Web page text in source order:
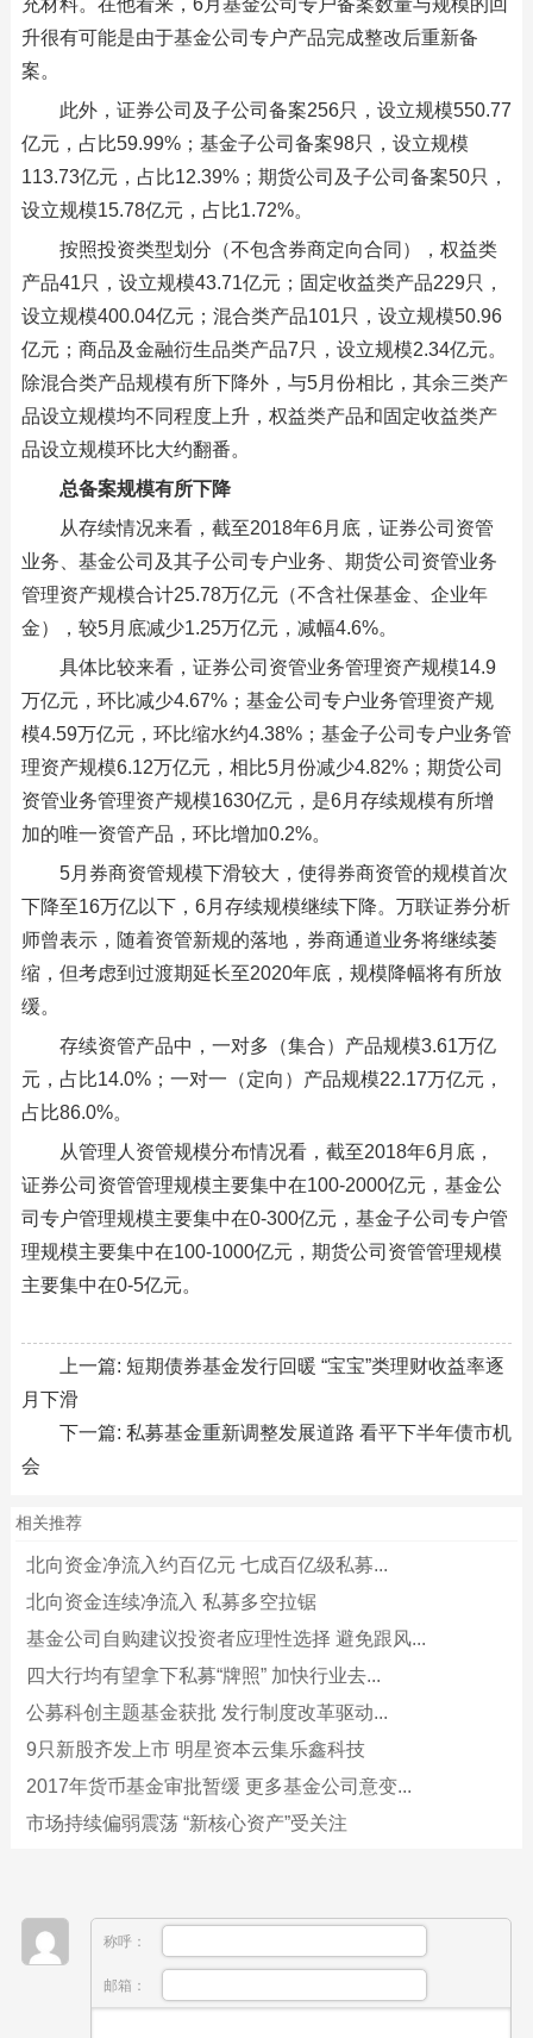
充材料。在他看来，6月基金公司专户备案数量与规模的回
升很有可能是由于基金公司专户产品完成整改后重新备
案。
此外，证券公司及子公司备案256只，设立规模550.77
亿元，占比59.99%；基金子公司备案98只，设立规模
113.73亿元，占比12.39%；期货公司及子公司备案50只，
设立规模15.78亿元，占比1.72%。
按照投资类型划分（不包含券商定向合同），权益类
产品41只，设立规模43.71亿元；固定收益类产品229只，
设立规模400.04亿元；混合类产品101只，设立规模50.96
亿元；商品及金融衍生品类产品7只，设立规模2.34亿元。
除混合类产品规模有所下降外，与5月份相比，其余三类产
品设立规模均不同程度上升，权益类产品和固定收益类产
品设立规模环比大约翻番。
总备案规模有所下降
从存续情况来看，截至2018年6月底，证券公司资管
业务、基金公司及其子公司专户业务、期货公司资管业务
管理资产规模合计25.78万亿元（不含社保基金、企业年
金），较5月底减少1.25万亿元，减幅4.6%。
具体比较来看，证券公司资管业务管理资产规模14.9
万亿元，环比减少4.67%；基金公司专户业务管理资产规
模4.59万亿元，环比缩水约4.38%；基金子公司专户业务管
理资产规模6.12万亿元，相比5月份减少4.82%；期货公司
资管业务管理资产规模1630亿元，是6月存续规模有所增
加的唯一资管产品，环比增加0.2%。
5月券商资管规模下滑较大，使得券商资管的规模首次
下降至16万亿以下，6月存续规模继续下降。万联证券分析
师曾表示，随着资管新规的落地，券商通道业务将继续萎
缩，但考虑到过渡期延长至2020年底，规模降幅将有所放
缓。
存续资管产品中，一对多（集合）产品规模3.61万亿
元，占比14.0%；一对一（定向）产品规模22.17万亿元，
占比86.0%。
从管理人资管规模分布情况看，截至2018年6月底，
证券公司资管管理规模主要集中在100-2000亿元，基金公
司专户管理规模主要集中在0-300亿元，基金子公司专户管
理规模主要集中在100-1000亿元，期货公司资管管理规模
主要集中在0-5亿元。
上一篇: 短期债券基金发行回暖 “宝宝”类理财收益率逐
月下滑
下一篇: 私募基金重新调整发展道路 看平下半年债市机
会
相关推荐
北向资金净流入约百亿元 七成百亿级私募...
北向资金连续净流入 私募多空拉锯
基金公司自购建议投资者应理性选择 避免跟风...
四大行均有望拿下私募“牌照” 加快行业去...
公募科创主题基金获批 发行制度改革驱动...
9只新股齐发上市 明星资本云集乐鑫科技
2017年货币基金审批暂缓 更多基金公司意变...
市场持续偏弱震荡 “新核心资产”受关注
称呼：
邮箱：